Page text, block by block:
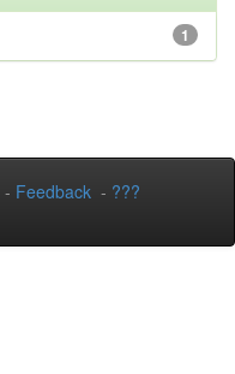
1
- Feedback - ???